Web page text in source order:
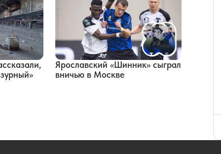
Ярославский «Шинник» сыграл
вничью в Москве